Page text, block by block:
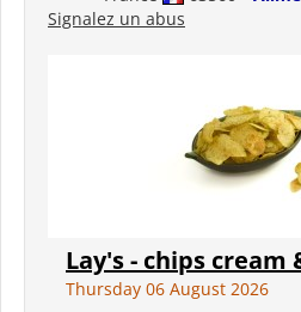
Signalez un abus
Lay's - chips cream
Thursday 06 August 2026